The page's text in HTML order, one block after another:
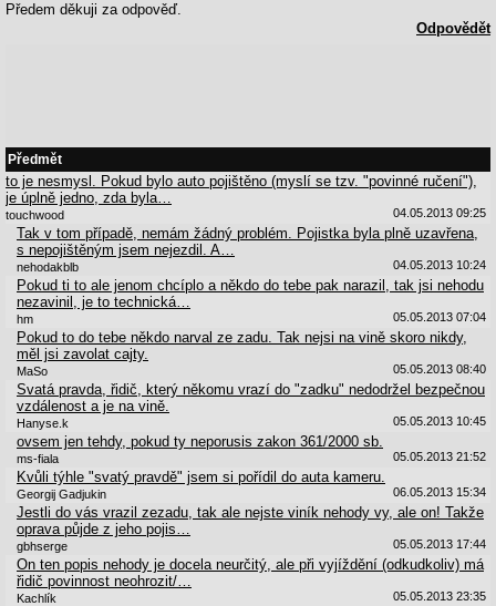
Předem děkuji za odpověď.
Odpovědět
Předmět
to je nesmysl. Pokud bylo auto pojištěno (myslí se tzv. "povinné ručení"),
je úplně jedno, zda byla…
touchwood 04.05.2013 09:25
Tak v tom případě, nemám žádný problém. Pojistka byla plně uzavřena,
s nepojištěným jsem nejezdil. A…
nehodakblb 04.05.2013 10:24
Pokud ti to ale jenom chcíplo a někdo do tebe pak narazil, tak jsi nehodu
nezavinil, je to technická…
hm 05.05.2013 07:04
Pokud to do tebe někdo narval ze zadu. Tak nejsi na vině skoro nikdy,
měl jsi zavolat cajty.
MaSo 05.05.2013 08:40
Svatá pravda, řidič, který někomu vrazí do "zadku" nedodržel bezpečnou
vzdálenost a je na vině.
Hanyse.k 05.05.2013 10:45
ovsem jen tehdy, pokud ty neporusis zakon 361/2000 sb.
ms-fiala 05.05.2013 21:52
Kvůli týhle "svatý pravdě" jsem si pořídil do auta kameru.
Georgij Gadjukin 06.05.2013 15:34
Jestli do vás vrazil zezadu, tak ale nejste viník nehody vy, ale on! Takže
oprava půjde z jeho pojis…
gbhserge 05.05.2013 17:44
On ten popis nehody je docela neurčitý, ale při vyjíždění (odkudkoliv) má
řidič povinnost neohrozit/…
Kachlík 05.05.2013 23:35